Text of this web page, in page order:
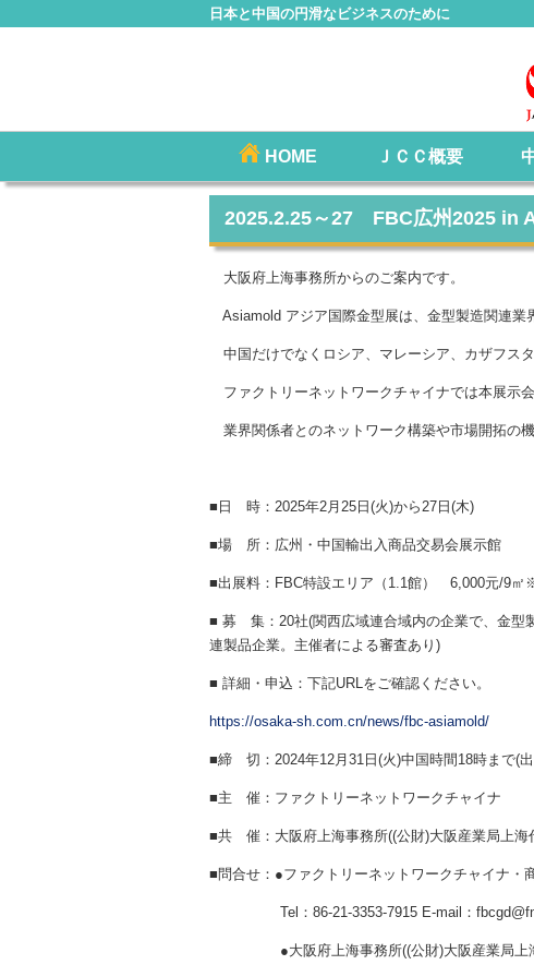
日本と中国の円滑なビジネスのために
メインメニュー
へ
移
動
HOME ＪＣＣ概要
2025.2.25～27 FBC広州2025 in
大阪府上海事務所からのご案内です。
Asiamold アジア国際金型展は、金型製造関連業
中国だけでなくロシア、マレーシア、カザフス
ファクトリーネットワークチャイナでは本展示
業界関係者とのネットワーク構築や市場開拓の
■日 時：2025年2月25日(火)から27日(木)
■場 所：広州・中国輸出入商品交易会展示館
■出展料：FBC特設エリア（1.1館） 6,000元/9㎡
■ 募 集：20社(関西広域連合域内の企業で、金型
連製品企業。主催者による審査あり)
■ 詳細・申込：下記URLをご確認ください。
https://osaka-sh.com.cn/news/fbc-asiamold/
■締 切：2024年12月31日(火)中国時間18時まで(
■主 催：ファクトリーネットワークチャイナ
■共 催：大阪府上海事務所((公財)大阪産業局上海
■問合せ：●ファクトリーネットワークチャイナ・
Tel：86-21-3353-7915 E-mail：
●大阪府上海事務所((公財)大阪産業局上